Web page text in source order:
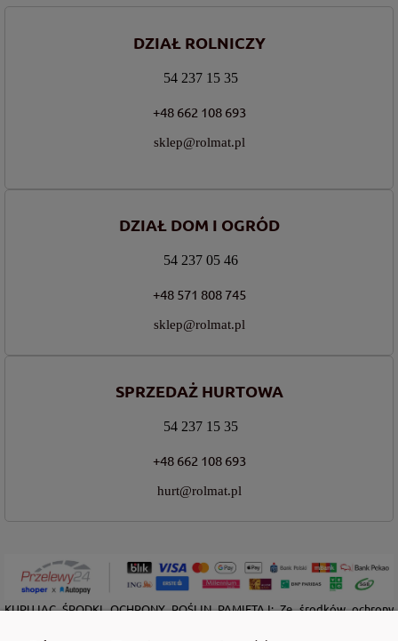
DZIAŁ ROLNICZY
54 237 15 35
+48 662 108 693
sklep@rolmat.pl
DZIAŁ DOM I OGRÓD
54 237 05 46
+48 571 808 745
sklep@rolmat.pl
SPRZEDAŻ HURTOWA
54 237 15 35
+48 662 108 693
hurt@rolmat.pl
KUPUJĄC ŚRODKI OCHRONY ROŚLIN PAMIĘTAJ: Ze środków ochrony